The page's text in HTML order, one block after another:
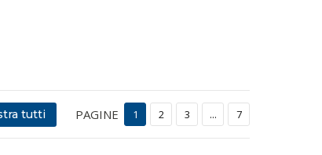
tutti PAGINE 1 2 3 ... 7